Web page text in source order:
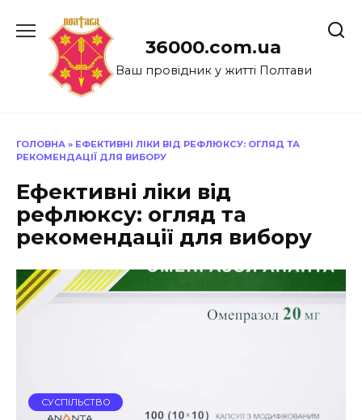
до
36000.com.ua
Ваш провідник у житті Полтави
ГОЛОВНА » ЕФЕКТИВНІ ЛІКИ ВІД РЕФЛЮКСУ: ОГЛЯД ТА
РЕКОМЕНДАЦІЇ ДЛЯ ВИБОРУ
Ефективні ліки від
рефлюксу: огляд та
рекомендації для вибору
СУСПІЛЬСТВО